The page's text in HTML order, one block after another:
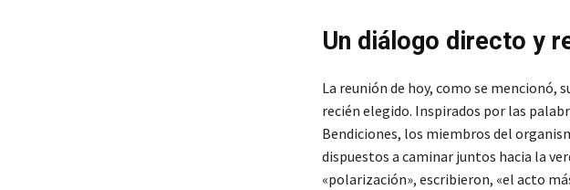
Un diálogo directo y
La reunión de hoy, como se mencionó,
recién elegido. Inspirados por las
Bendiciones, los miembros del
dispuestos a caminar juntos hacia la
«polarización», escribieron, «el acto